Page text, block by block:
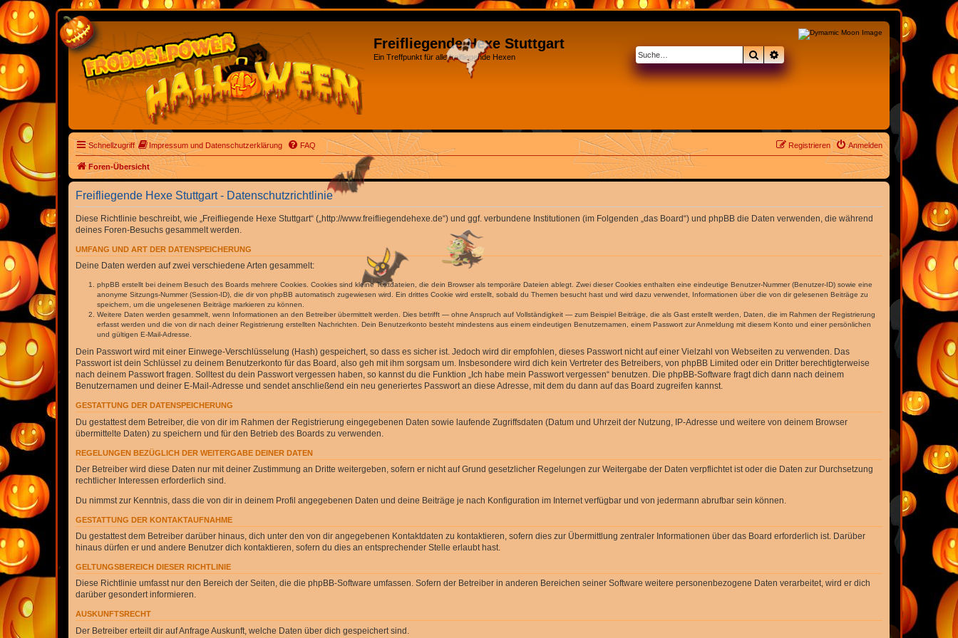
Freifliegende Hexe Stuttgart
Ein Treffpunkt für alle freifliegende Hexen SucheErweiterte Suche
Schnellzugriff Impressum und Datenschutzerklärung FAQ Anmelden
Registrieren
Foren-Übersicht
Freifliegende Hexe Stuttgart - Datenschutzrichtlinie
Diese Richtlinie beschreibt, wie „Freifliegende Hexe Stuttgart“ („http://www.freifliegendehexe.de“) und ggf. verbundene Institutionen (im Folgenden „das Board“) und phpBB die Daten verwenden, die während
deines Foren-Besuchs gesammelt werden.
UMFANG UND ART DER DATENSPEICHERUNG
Deine Daten werden auf zwei verschiedene Arten gesammelt:
phpBB erstellt bei deinem Besuch des Boards mehrere Cookies. Cookies sind kleine Textdateien, die dein Browser als temporäre Dateien ablegt. Zwei dieser Cookies enthalten eine eindeutige Benutzer-Nummer (Benutzer-ID) sowie eine
anonyme Sitzungs-Nummer (Session-ID), die dir von phpBB automatisch zugewiesen wird. Ein drittes Cookie wird erstellt, sobald du Themen besucht hast und wird dazu verwendet, Informationen über die von dir gelesenen Beiträge zu
speichern, um die ungelesenen Beiträge markieren zu können.
Weitere Daten werden gesammelt, wenn Informationen an den Betreiber übermittelt werden. Dies betrifft — ohne Anspruch auf Vollständigkeit — zum Beispiel Beiträge, die als Gast erstellt werden, Daten, die im Rahmen der Registrierung
erfasst werden und die von dir nach deiner Registrierung erstellten Nachrichten. Dein Benutzerkonto besteht mindestens aus einem eindeutigen Benutzernamen, einem Passwort zur Anmeldung mit diesem Konto und einer persönlichen
und gültigen E-Mail-Adresse.
Dein Passwort wird mit einer Einwege-Verschlüsselung (Hash) gespeichert, so dass es sicher ist. Jedoch wird dir empfohlen, dieses Passwort nicht auf einer Vielzahl von Webseiten zu verwenden. Das
Passwort ist dein Schlüssel zu deinem Benutzerkonto für das Board, also geh mit ihm sorgsam um. Insbesondere wird dich kein Vertreter des Betreibers, von phpBB Limited oder ein Dritter berechtigterweise
nach deinem Passwort fragen. Solltest du dein Passwort vergessen haben, so kannst du die Funktion „Ich habe mein Passwort vergessen“ benutzen. Die phpBB-Software fragt dich dann nach deinem
Benutzernamen und deiner E-Mail-Adresse und sendet anschließend ein neu generiertes Passwort an diese Adresse, mit dem du dann auf das Board zugreifen kannst.
GESTATTUNG DER DATENSPEICHERUNG
Du gestattest dem Betreiber, die von dir im Rahmen der Registrierung eingegebenen Daten sowie laufende Zugriffsdaten (Datum und Uhrzeit der Nutzung, IP-Adresse und weitere von deinem Browser
übermittelte Daten) zu speichern und für den Betrieb des Boards zu verwenden.
REGELUNGEN BEZÜGLICH DER WEITERGABE DEINER DATEN
Der Betreiber wird diese Daten nur mit deiner Zustimmung an Dritte weitergeben, sofern er nicht auf Grund gesetzlicher Regelungen zur Weitergabe der Daten verpflichtet ist oder die Daten zur Durchsetzung
rechtlicher Interessen erforderlich sind.
Du nimmst zur Kenntnis, dass die von dir in deinem Profil angegebenen Daten und deine Beiträge je nach Konfiguration im Internet verfügbar und von jedermann abrufbar sein können.
GESTATTUNG DER KONTAKTAUFNAHME
Du gestattest dem Betreiber darüber hinaus, dich unter den von dir angegebenen Kontaktdaten zu kontaktieren, sofern dies zur Übermittlung zentraler Informationen über das Board erforderlich ist. Darüber
hinaus dürfen er und andere Benutzer dich kontaktieren, sofern du dies an entsprechender Stelle erlaubt hast.
GELTUNGSBEREICH DIESER RICHTLINIE
Diese Richtlinie umfasst nur den Bereich der Seiten, die die phpBB-Software umfassen. Sofern der Betreiber in anderen Bereichen seiner Software weitere personenbezogene Daten verarbeitet, wird er dich
darüber gesondert informieren.
AUSKUNFTSRECHT
Der Betreiber erteilt dir auf Anfrage Auskunft, welche Daten über dich gespeichert sind.